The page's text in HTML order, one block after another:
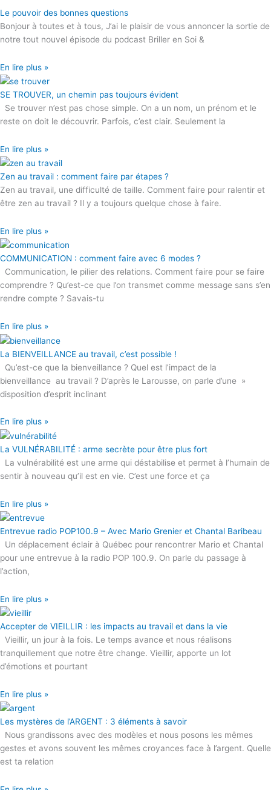
Le pouvoir des bonnes questions
Bonjour à toutes et à tous, J’ai le plaisir de vous annoncer la sortie de
notre tout nouvel épisode du podcast Briller en Soi &
En lire plus »
SE TROUVER, un chemin pas toujours évident
Se trouver n’est pas chose simple. On a un nom, un prénom et le
reste on doit le découvrir. Parfois, c’est clair. Seulement la
En lire plus »
Zen au travail : comment faire par étapes ?
Zen au travail, une difficulté de taille. Comment faire pour ralentir et
être zen au travail ? Il y a toujours quelque chose à faire.
En lire plus »
COMMUNICATION : comment faire avec 6 modes ?
Communication, le pilier des relations. Comment faire pour se faire
comprendre ? Qu’est-ce que l’on transmet comme message sans s’en
rendre compte ? Savais-tu
En lire plus »
La BIENVEILLANCE au travail, c’est possible !
Qu’est-ce que la bienveillance ? Quel est l’impact de la
bienveillance au travail ? D’après le Larousse, on parle d’une »
disposition d’esprit inclinant
En lire plus »
La VULNÉRABILITÉ : arme secrète pour être plus fort
La vulnérabilité est une arme qui déstabilise et permet à l’humain de
sentir à nouveau qu’il est en vie. C’est une force et ça
En lire plus »
Entrevue radio POP100.9 – Avec Mario Grenier et Chantal Baribeau
Un déplacement éclair à Québec pour rencontrer Mario et Chantal
pour une entrevue à la radio POP 100.9. On parle du passage à
l’action,
En lire plus »
Accepter de VIEILLIR : les impacts au travail et dans la vie
Vieillir, un jour à la fois. Le temps avance et nous réalisons
tranquillement que notre être change. Vieillir, apporte un lot
d’émotions et pourtant
En lire plus »
Les mystères de l’ARGENT : 3 éléments à savoir
Nous grandissons avec des modèles et nous posons les mêmes
gestes et avons souvent les mêmes croyances face à l’argent. Quelle
est ta relation